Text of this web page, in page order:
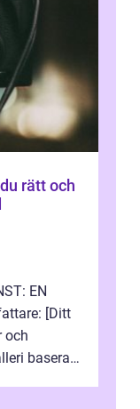
rätt och
EN
[Ditt
och
baserat